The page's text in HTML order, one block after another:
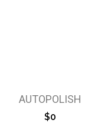
AUTOPOLISH
$0